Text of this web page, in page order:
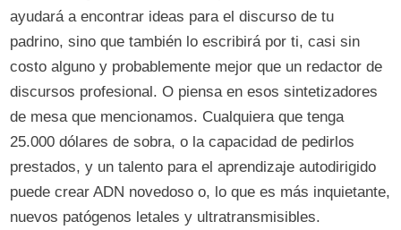
ayudará a encontrar ideas para el discurso de tu
padrino, sino que también lo escribirá por ti, casi sin
costo alguno y probablemente mejor que un redactor de
discursos profesional. O piensa en esos sintetizadores
de mesa que mencionamos. Cualquiera que tenga
25.000 dólares de sobra, o la capacidad de pedirlos
prestados, y un talento para el aprendizaje autodirigido
puede crear ADN novedoso o, lo que es más inquietante,
nuevos patógenos letales y ultratransmisibles.